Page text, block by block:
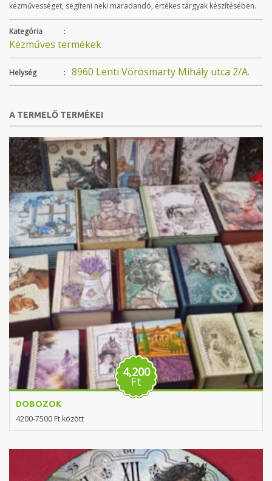
kézművességet, segíteni neki maradandó, értékes tárgyak készítésében.
Kategória :
Kézműves termékek
Helység : 8960 Lenti Vörösmarty Mihály utca 2/A.
A TERMELŐ TERMÉKEI
4,200
Ft
DOBOZOK
4200-7500 Ft között